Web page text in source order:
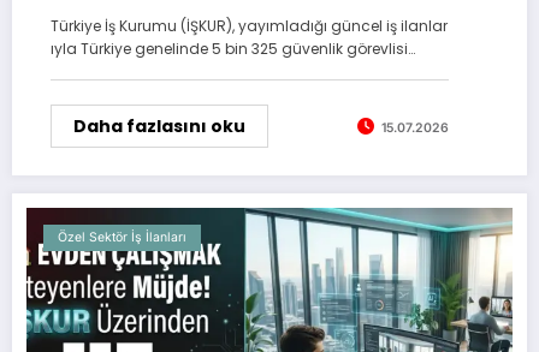
Türkiye İş Kurumu (İŞKUR), yayımladığı güncel iş ilanlar
ıyla Türkiye genelinde 5 bin 325 güvenlik görevlisi…
Daha fazlasını oku 15.07.2026
Özel Sektör İş İlanları